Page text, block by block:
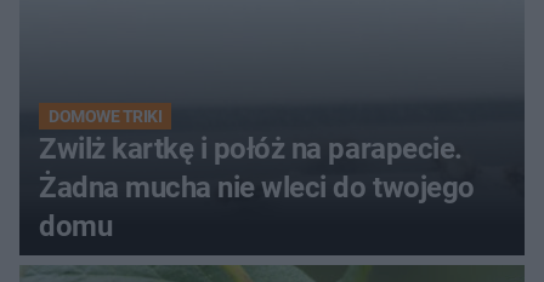
DOMOWE TRIKI
Zwilż kartkę i połóż na parapecie.
Żadna mucha nie wleci do twojego
domu